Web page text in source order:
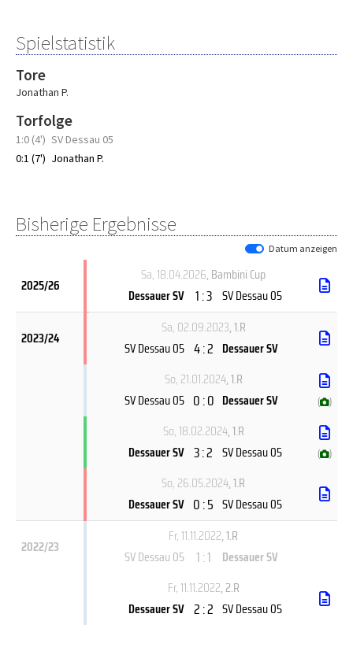
Spielstatistik
Tore
Jonathan P.
Torfolge
1:0 (4') SV Dessau 05
0:1 (7') Jonathan P.
Bisherige Ergebnisse
Datum anzeigen
2025/26
Sa, 18.04.2026, Bambini Cup
Dessauer SV 1 : 3 SV Dessau 05
2023/24
Sa, 02.09.2023, 1.R
SV Dessau 05 4 : 2 Dessauer SV
So, 21.01.2024, 1.R
SV Dessau 05 0 : 0 Dessauer SV ( )
So, 18.02.2024, 1.R
Dessauer SV 3 : 2 SV Dessau 05 ( )
So, 26.05.2024, 1.R
Dessauer SV 0 : 5 SV Dessau 05
2022/23
Fr, 11.11.2022, 1.R
SV Dessau 05
1 : 1
Dessauer SV
Fr, 11.11.2022, 2.R
Dessauer SV 2 : 2 SV Dessau 05